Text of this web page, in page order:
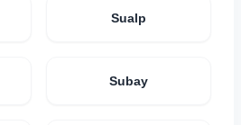
Sualp
Subay